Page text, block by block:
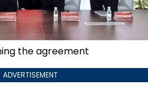
the agreement
ADVERTISEMENT